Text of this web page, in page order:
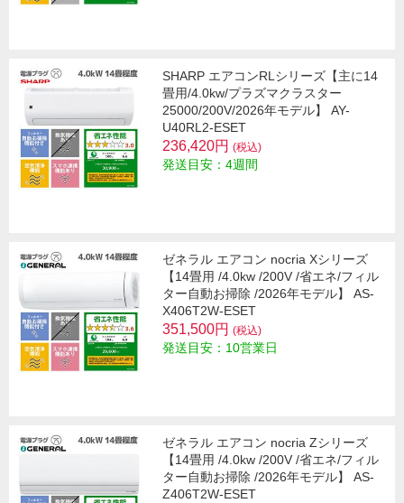
SHARP エアコンRLシリーズ【主に14
畳用/4.0kw/プラズマクラスター
25000/200V/2026年モデル】 AY-
U40RL2-ESET
236,420円 (税込)
発送目安：4週間
ゼネラル エアコン nocria Xシリーズ
【14畳用 /4.0kw /200V /省エネ/フィル
ター自動お掃除 /2026年モデル】 AS-
X406T2W-ESET
351,500円 (税込)
発送目安：10営業日
ゼネラル エアコン nocria Zシリーズ
【14畳用 /4.0kw /200V /省エネ/フィル
ター自動お掃除 /2026年モデル】 AS-
Z406T2W-ESET